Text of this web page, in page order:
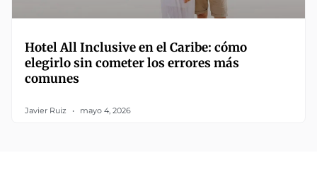
Hotel All Inclusive en el Caribe: cómo
elegirlo sin cometer los errores más
comunes
Javier Ruiz mayo 4, 2026